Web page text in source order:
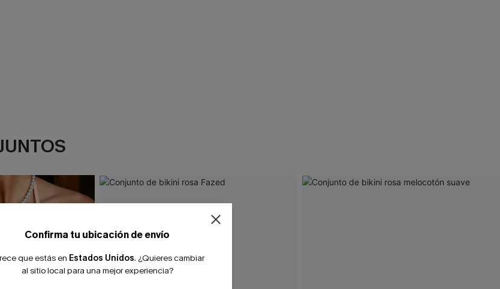
Confirma tu ubicación de envío
que estás en Estados Unidos. ¿Quieres cambiar
al sitio local para una mejor experiencia?
-10% extra sin compra mínima